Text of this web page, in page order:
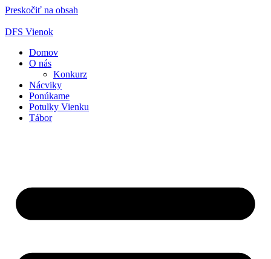
Preskočiť na obsah
DFS Vienok
Domov
O nás
Konkurz
Nácviky
Ponúkame
Potulky Vienku
Tábor